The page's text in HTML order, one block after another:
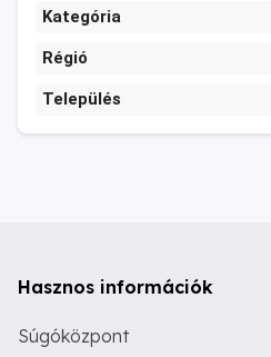
Kategória
Régió
Település
Hasznos információk
Súgóközpont